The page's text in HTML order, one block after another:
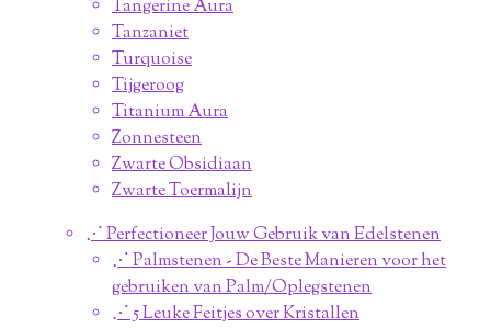
Tangerine Aura
Tanzaniet
Turquoise
Tijgeroog
Titanium Aura
Zonnesteen
Zwarte Obsidiaan
Zwarte Toermalijn
⋰ Perfectioneer Jouw Gebruik van Edelstenen
⋰ Palmstenen - De Beste Manieren voor het
gebruiken van Palm/Oplegstenen
⋰ 5 Leuke Feitjes over Kristallen